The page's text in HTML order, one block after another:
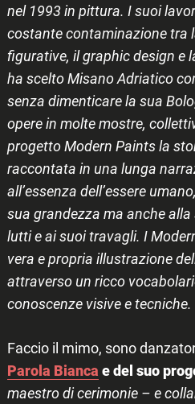
nel 1993 in pittura. I suoi
costante contaminazione tra
figurative, il graphic design e
ha scelto Misano Adriatico
senza dimenticare la sua
opere in molte mostre,
progetto Modern Paints la
raccontata in una lunga
all’essenza dell’essere
sua grandezza ma anche
lutti e ai suoi travagli. I
vera e propria illustrazione
attraverso un ricco
conoscenze visive e tecniche.
Faccio il mimo, sono
Parola Bianca e del suo
maestro di cerimonie – e